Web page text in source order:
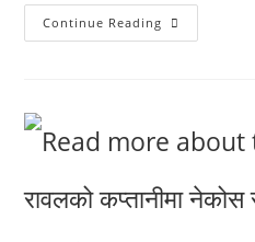
Continue Reading